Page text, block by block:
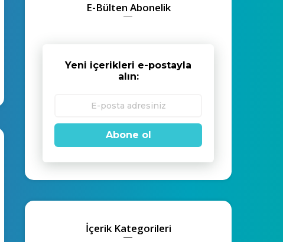
E-Bülten Abonelik
Yeni içerikleri e-postayla
alın:
Abone ol
İçerik Kategorileri